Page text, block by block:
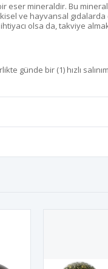
eser mineraldir. Bu
ve hayvansal
olsa da, takviye
günde bir (1) hızlı